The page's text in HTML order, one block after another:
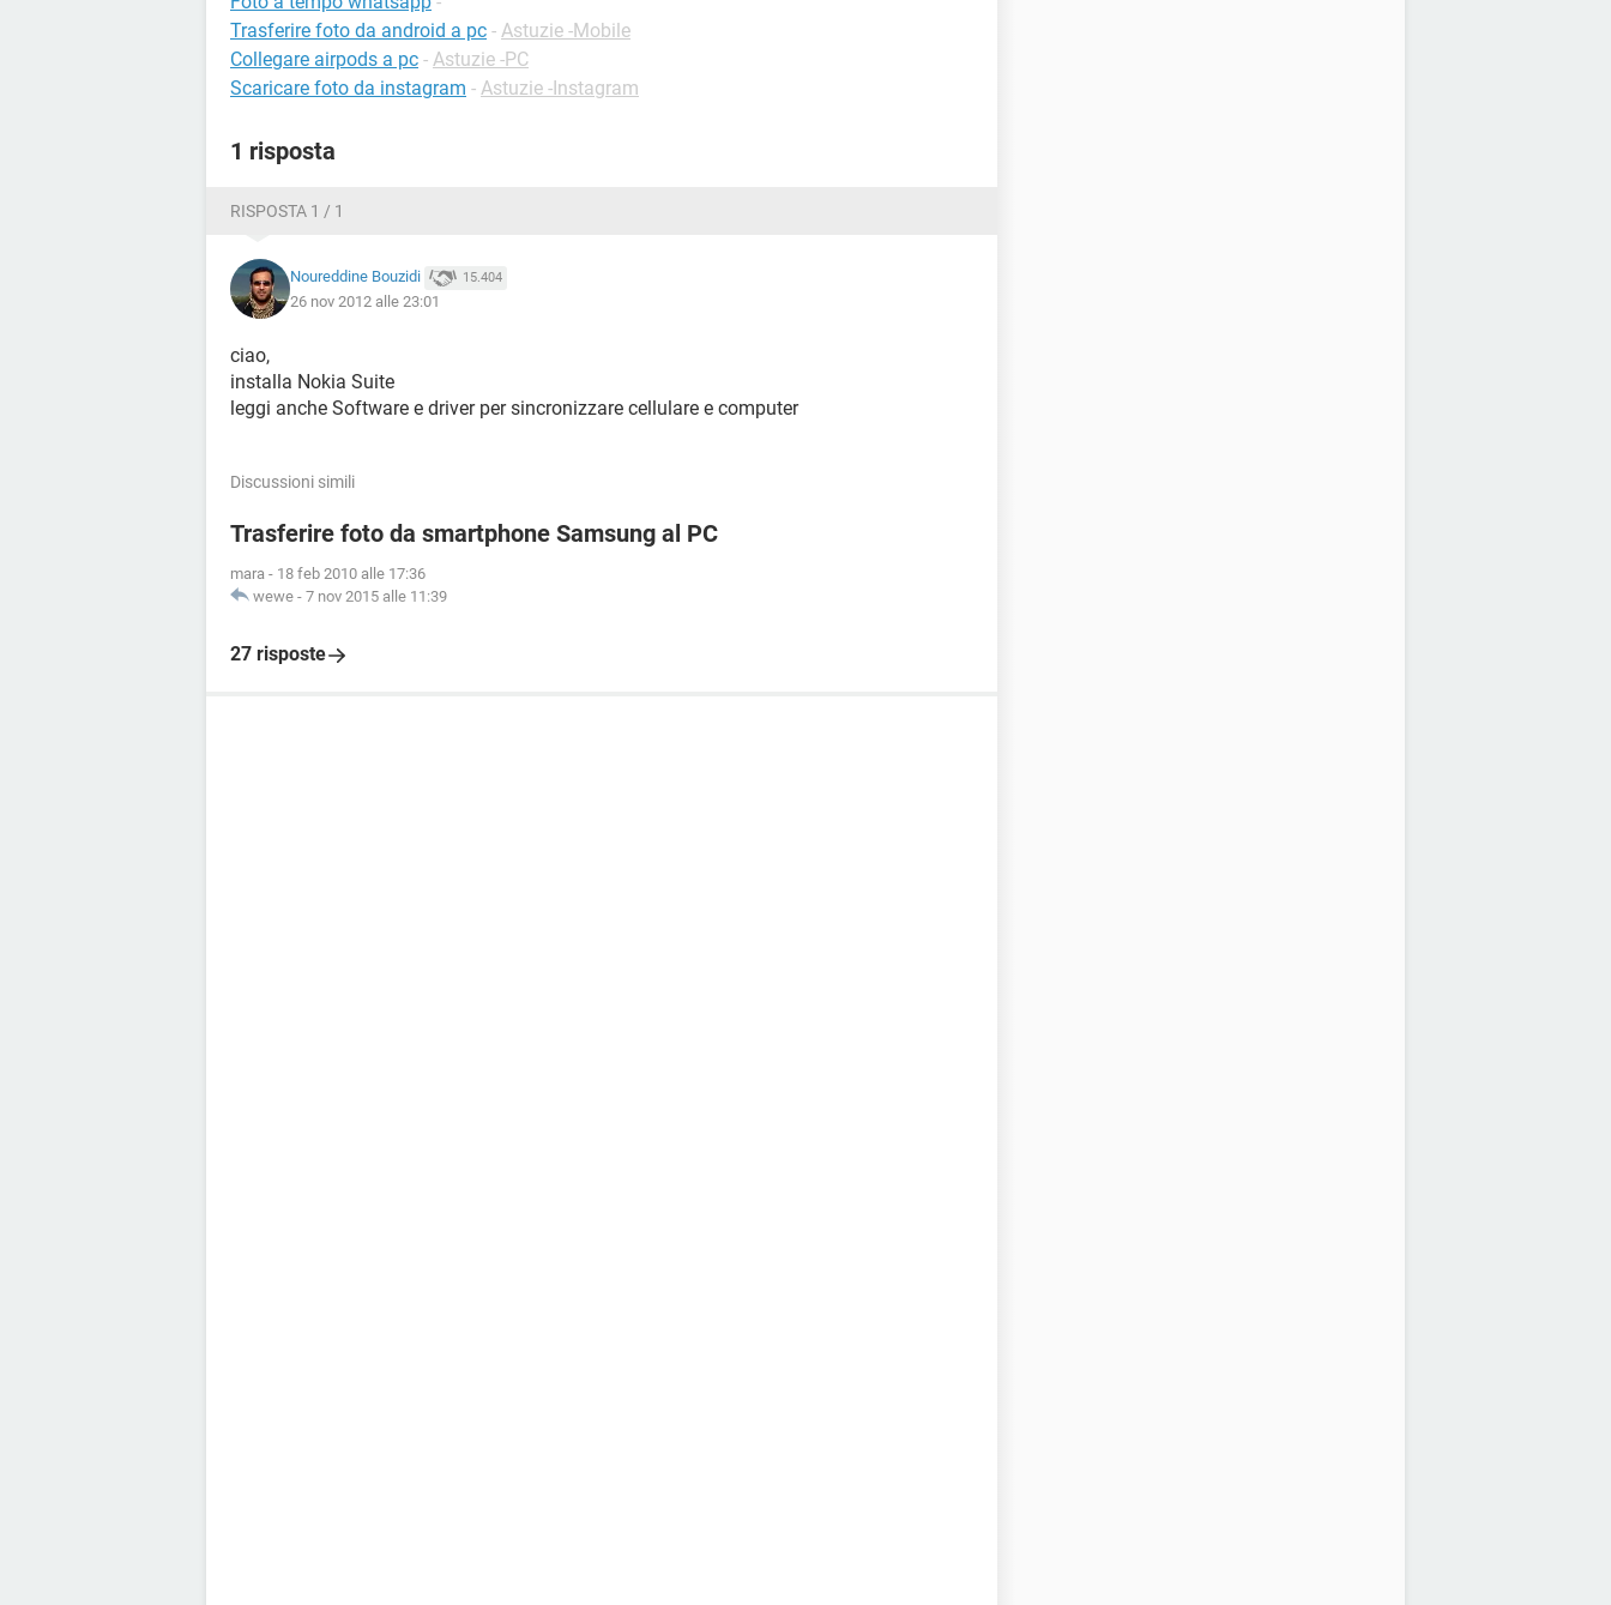
Trasferire foto da android a pc - Astuzie -Mobile
Collegare airpods a pc - Astuzie -PC
Scaricare foto da instagram - Astuzie -Instagram
1 risposta
RISPOSTA 1 / 1
Noureddine Bouzidi 15.404
26 nov 2012 alle 23:01
ciao,
installa Nokia Suite
leggi anche Software e driver per sincronizzare cellulare e computer
Discussioni simili
Trasferire foto da smartphone Samsung al PC
mara - 18 feb 2010 alle 17:36
wewe - 7 nov 2015 alle 11:39
27 risposte